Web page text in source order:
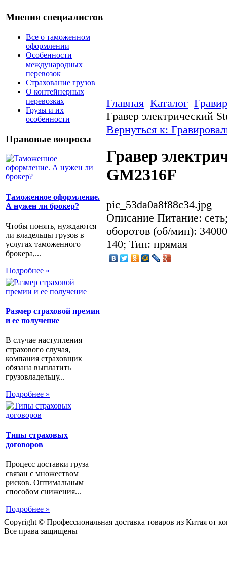
Мнения специалистов
Все о таможенном
оформлении
Особенности
международных
перевозок
Страхование грузов
О контейнерных
перевозках
Грузы и их
особенности
Правовые вопросы
Таможенное оформление.
А нужен ли брокер?
Чтобы понять, нуждаются
ли владельцы грузов в
услугах таможенного
брокера,...
Подробнее »
Размер страховой премии
и ее получение
В случае наступления
страхового случая,
компания страховщик
обязана выплатить
грузовладельцу...
Подробнее »
Типы страховых
договоров
Процесс доставки груза
связан с множеством
рисков. Оптимальным
способом снижения...
Подробнее »
Главная Каталог
Гравер электрический
Вернуться к:
Гравер
GM2316F
pic_53da0a8f88c34.jpg
Описание Питание:
оборотов (об/мин):
140; Тип: прямая
Copyright © Профессиональная доставка товаров из Китая от
Все права защищены